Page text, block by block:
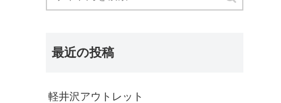
最近の投稿
軽井沢アウトレット